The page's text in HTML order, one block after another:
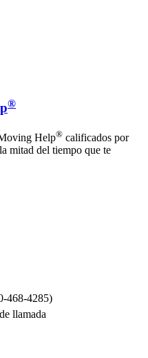
®
Help® calificados por
mitad del tiempo que te
468-4285)
llamada